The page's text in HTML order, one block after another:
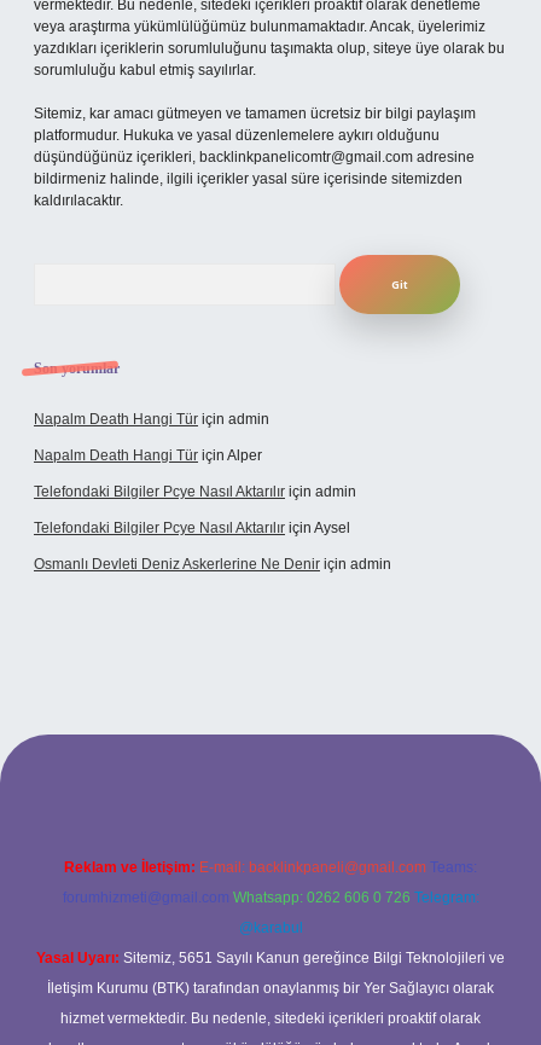
vermektedir. Bu nedenle, sitedeki içerikleri proaktif olarak denetleme
veya araştırma yükümlülüğümüz bulunmamaktadır. Ancak, üyelerimiz
yazdıkları içeriklerin sorumluluğunu taşımakta olup, siteye üye olarak bu
sorumluluğu kabul etmiş sayılırlar.
Sitemiz, kar amacı gütmeyen ve tamamen ücretsiz bir bilgi paylaşım
platformudur. Hukuka ve yasal düzenlemelere aykırı olduğunu
düşündüğünüz içerikleri, backlinkpanelicomtr@gmail.com adresine
bildirmeniz halinde, ilgili içerikler yasal süre içerisinde sitemizden
kaldırılacaktır.
Son yorumlar
Napalm Death Hangi Tür için admin
Napalm Death Hangi Tür için Alper
Telefondaki Bilgiler Pcye Nasıl Aktarılır için admin
Telefondaki Bilgiler Pcye Nasıl Aktarılır için Aysel
Osmanlı Devleti Deniz Askerlerine Ne Denir için admin
Reklam ve İletişim: E-mail: backlinkpaneli@gmail.com Teams:
forumhizmeti@gmail.com Whatsapp: 0262 606 0 726 Telegram:
@karabul
Yasal Uyarı: Sitemiz, 5651 Sayılı Kanun gereğince Bilgi Teknolojileri ve
İletişim Kurumu (BTK) tarafından onaylanmış bir Yer Sağlayıcı olarak
hizmet vermektedir. Bu nedenle, sitedeki içerikleri proaktif olarak